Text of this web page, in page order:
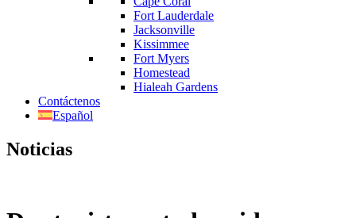
Fort Lauderdale
Jacksonville
Kissimmee
Fort Myers
Homestead
Hialeah Gardens
Contáctenos
Español
Noticias